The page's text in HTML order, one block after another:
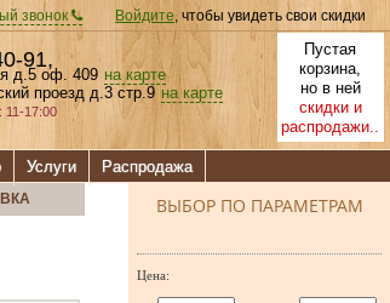
звонок Войдите, чтобы увидеть свои скидки
Пустая
корзина,
но в ней
скидки и
распродажи..
91,
д.5 оф. 409 на карте
проезд д.3 стр.9 на карте
11-17:00
Услуги Распродажа
ВЫБОР ПО ПАРАМЕТРАМ
Цена: